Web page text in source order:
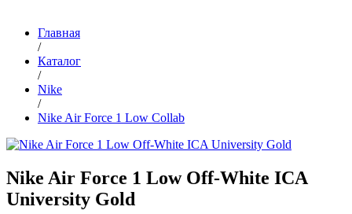
Главная
/
Каталог
/
Nike
/
Nike Air Force 1 Low Collab
Nike Air Force 1 Low Off-White ICA
University Gold